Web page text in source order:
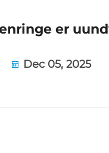
er
Dec 05, 2025